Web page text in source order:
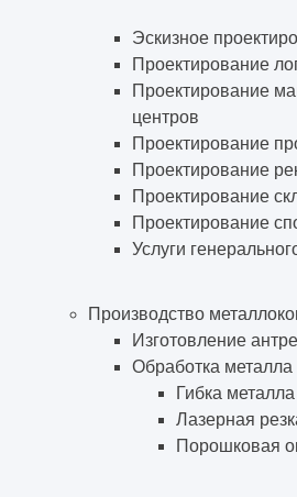
Эскизное
Проектирование
Проектирование
центров
Проектирование
Проектирование
Проектирование
Проектирование
Услуги
Производство
Изготовление
Обработка металла
Гибка металла
Лазерная
Порошковая